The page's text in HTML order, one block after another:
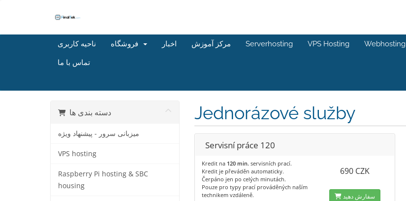
ناحیه کاربری اخبار مرکز آموزش Serverhosting VPS Hosting Webhosting
تماس با ما
دسته بندی ها
میزبانی سرور - پیشنهاد ویژه
VPS hosting
Raspberry Pi hosting & SBC
housing
Jednorázové služby
Servisní práce 120
Kredit na 120 min.servisních prací.
Kredit je převáděn automaticky.
Čerpáno jen po celých minutách.
Pouze pro typy prací prováděných naším
technikem vzdáleně.
690 CZK
سفارش دهید